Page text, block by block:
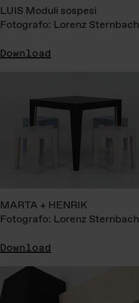
LUIS Moduli sospesi
Fotografo: Lorenz Sternbach
Download
MARTA + HENRIK
Fotografo: Lorenz Sternbach
Download